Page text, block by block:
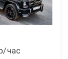
/час